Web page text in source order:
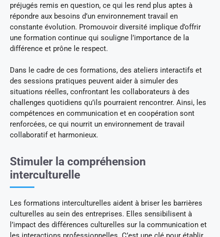
préjugés remis en question, ce qui les rend plus aptes à
répondre aux besoins d’un environnement travail en
constante évolution. Promouvoir diversité implique d’offrir
une formation continue qui souligne l’importance de la
différence et prône le respect.
Dans le cadre de ces formations, des ateliers interactifs et
des sessions pratiques peuvent aider à simuler des
situations réelles, confrontant les collaborateurs à des
challenges quotidiens qu’ils pourraient rencontrer. Ainsi, les
compétences en communication et en coopération sont
renforcées, ce qui nourrit un environnement de travail
collaboratif et harmonieux.
Stimuler la compréhension
interculturelle
Les formations interculturelles aident à briser les barrières
culturelles au sein des entreprises. Elles sensibilisent à
l’impact des différences culturelles sur la communication et